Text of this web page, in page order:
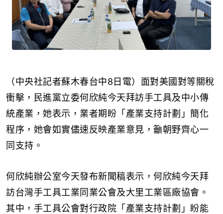
（中央社記者蘇木春台中8日電）面對美國對等關稅
衝擊，民進黨立委何欣純今天拜訪手工具及中小傳
統產業，她表示，業者期盼「產業支持計劃」簡化
程序，她會如實儘速反映產業意見，籲朝野齊心一
同支持。
何欣純辦公室今天發布新聞稿表示，何欣純今天拜
訪台灣手工具工業同業公會及大里工業區廠協會。
其中，手工具公會對行政院「產業支持計劃」盼能